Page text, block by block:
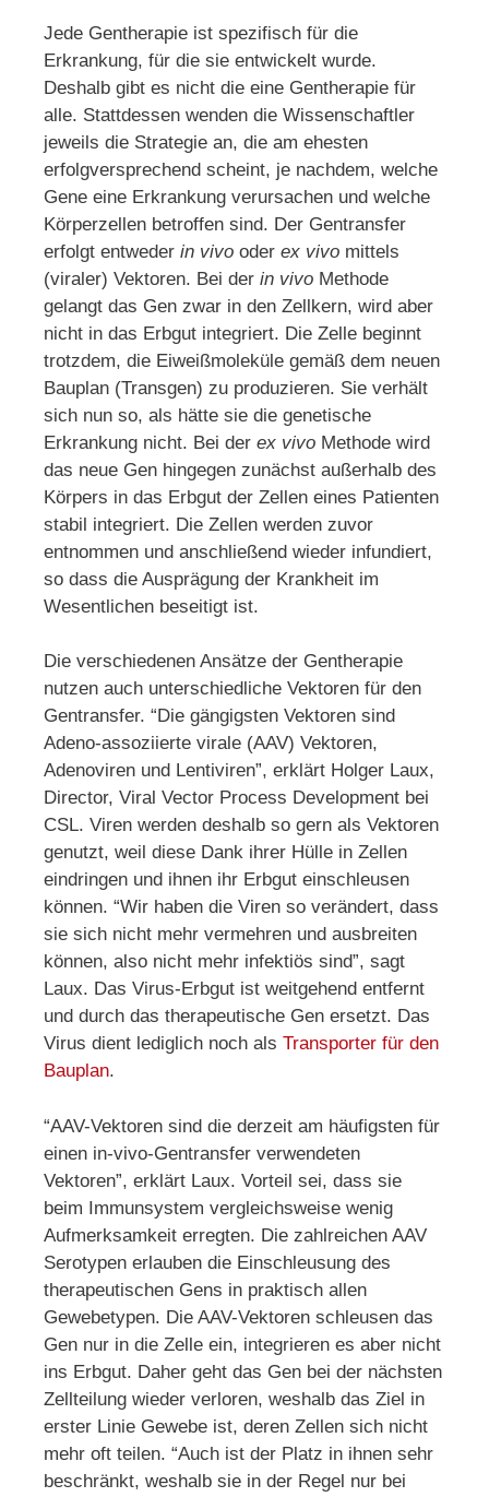
Jede Gentherapie ist spezifisch für die
Erkrankung, für die sie entwickelt wurde.
Deshalb gibt es nicht die eine Gentherapie für
alle. Stattdessen wenden die Wissenschaftler
jeweils die Strategie an, die am ehesten
erfolgversprechend scheint, je nachdem, welche
Gene eine Erkrankung verursachen und welche
Körperzellen betroffen sind. Der Gentransfer
erfolgt entweder in vivo oder ex vivo mittels
(viraler) Vektoren. Bei der in vivo Methode
gelangt das Gen zwar in den Zellkern, wird aber
nicht in das Erbgut integriert. Die Zelle beginnt
trotzdem, die Eiweißmoleküle gemäß dem neuen
Bauplan (Transgen) zu produzieren. Sie verhält
sich nun so, als hätte sie die genetische
Erkrankung nicht. Bei der ex vivo Methode wird
das neue Gen hingegen zunächst außerhalb des
Körpers in das Erbgut der Zellen eines Patienten
stabil integriert. Die Zellen werden zuvor
entnommen und anschließend wieder infundiert,
so dass die Ausprägung der Krankheit im
Wesentlichen beseitigt ist.
Die verschiedenen Ansätze der Gentherapie
nutzen auch unterschiedliche Vektoren für den
Gentransfer. “Die gängigsten Vektoren sind
Adeno-assoziierte virale (AAV) Vektoren,
Adenoviren und Lentiviren”, erklärt Holger Laux,
Director, Viral Vector Process Development bei
CSL. Viren werden deshalb so gern als Vektoren
genutzt, weil diese Dank ihrer Hülle in Zellen
eindringen und ihnen ihr Erbgut einschleusen
können. “Wir haben die Viren so verändert, dass
sie sich nicht mehr vermehren und ausbreiten
können, also nicht mehr infektiös sind”, sagt
Laux. Das Virus-Erbgut ist weitgehend entfernt
und durch das therapeutische Gen ersetzt. Das
Virus dient lediglich noch als Transporter für den
Bauplan.
“AAV-Vektoren sind die derzeit am häufigsten für
einen in-vivo-Gentransfer verwendeten
Vektoren”, erklärt Laux. Vorteil sei, dass sie
beim Immunsystem vergleichsweise wenig
Aufmerksamkeit erregten. Die zahlreichen AAV
Serotypen erlauben die Einschleusung des
therapeutischen Gens in praktisch allen
Gewebetypen. Die AAV-Vektoren schleusen das
Gen nur in die Zelle ein, integrieren es aber nicht
ins Erbgut. Daher geht das Gen bei der nächsten
Zellteilung wieder verloren, weshalb das Ziel in
erster Linie Gewebe ist, deren Zellen sich nicht
mehr oft teilen. “Auch ist der Platz in ihnen sehr
beschränkt, weshalb sie in der Regel nur bei